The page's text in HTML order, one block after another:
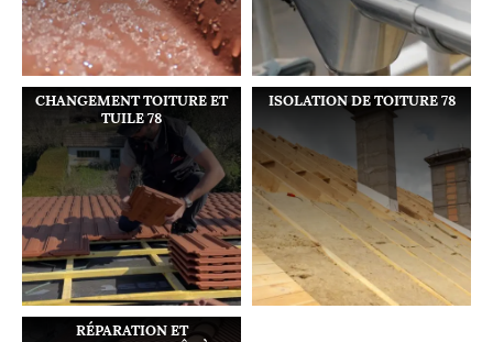
CHANGEMENT TOITURE ET
TUILE 78
ISOLATION DE TOITURE 78
RÉPARATION ET